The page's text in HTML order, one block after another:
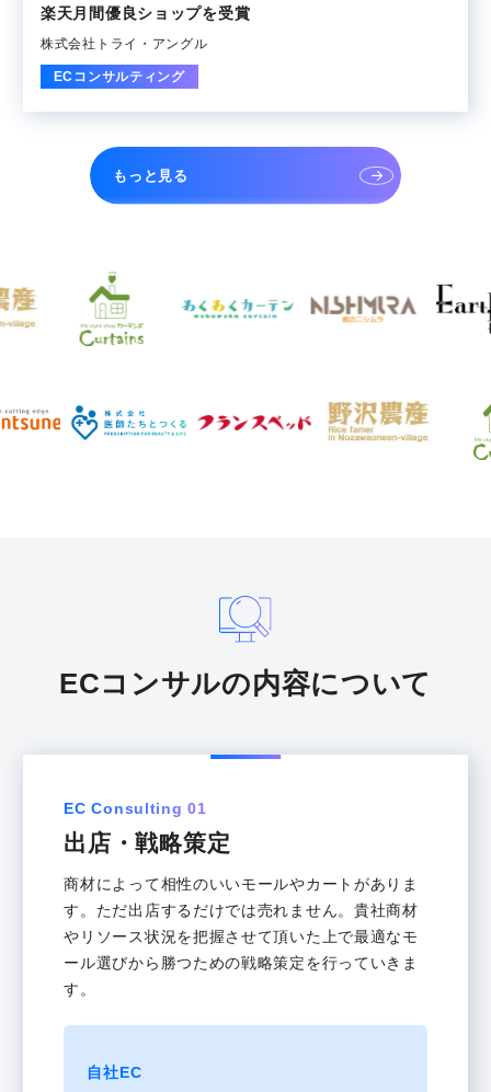
楽天月間優良ショップを受賞
株式会社トライ・アングル
ECコンサルティング
もっと見る
ECコンサルの内容について
EC Consulting 01
出店・戦略策定
商材によって相性のいいモールやカートがありま
す。ただ出店するだけでは売れません。貴社商材
やリソース状況を把握させて頂いた上で最適なモ
ール選びから勝つための戦略策定を行っていきま
す。
自社EC